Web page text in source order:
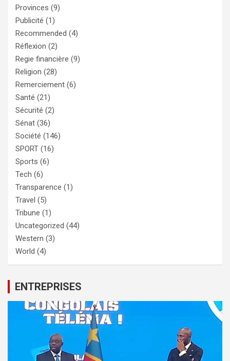
Provinces (9)
Publicité (1)
Recommended (4)
Réflexion (2)
Regie financière (9)
Religion (28)
Remerciement (6)
Santé (21)
Sécurité (2)
Sénat (36)
Société (146)
SPORT (16)
Sports (6)
Tech (6)
Transparence (1)
Travel (5)
Tribune (1)
Uncategorized (44)
Western (3)
World (4)
ENTREPRISES